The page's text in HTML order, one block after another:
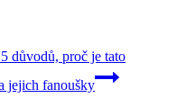
důvodů, proč je tato
jejich fanoušky